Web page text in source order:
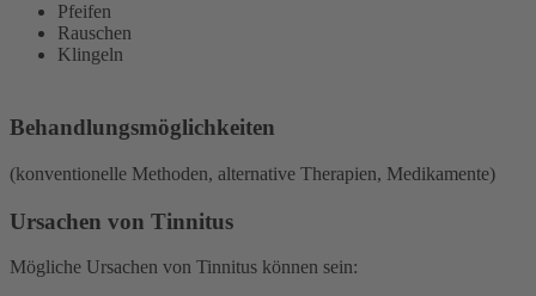
Pfeifen
Rauschen
Klingeln
Behandlungsmöglichkeiten
(konventionelle Methoden, alternative Therapien, Medikamente)
Ursachen von Tinnitus
Mögliche Ursachen von Tinnitus können sein: